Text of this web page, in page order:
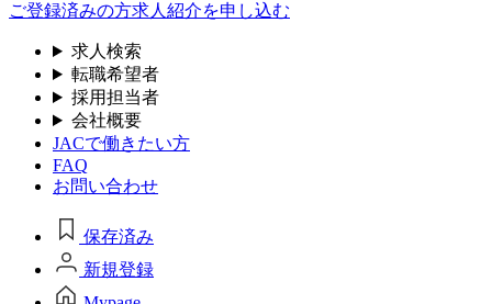
ご登録済みの方求人紹介を申し込む
求人検索
転職希望者
採用担当者
会社概要
JACで働きたい方
FAQ
お問い合わせ
保存済み
新規登録